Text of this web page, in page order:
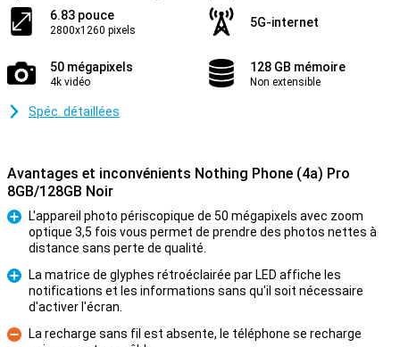
6.83 pouce
2800x1260 pixels
5G-internet
50 mégapixels
4k vidéo
128 GB mémoire
Non extensible
Spéc. détaillées
Avantages et inconvénients Nothing Phone (4a) Pro
8GB/128GB Noir
Pour
L'appareil photo périscopique de 50 mégapixels avec zoom
optique 3,5 fois vous permet de prendre des photos nettes à
distance sans perte de qualité.
Pour
La matrice de glyphes rétroéclairée par LED affiche les
notifications et les informations sans qu'il soit nécessaire
d'activer l'écran.
La recharge sans fil est absente, le téléphone se recharge